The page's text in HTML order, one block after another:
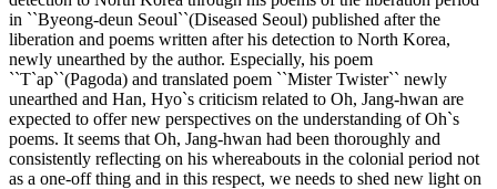
in ``Byeong-deun Seoul``(Diseased Seoul) published after the
liberation and poems written after his detection to North Korea,
newly unearthed by the author. Especially, his poem
``T`ap``(Pagoda) and translated poem ``Mister Twister`` newly
unearthed and Han, Hyo`s criticism related to Oh, Jang-hwan are
expected to offer new perspectives on the understanding of Oh`s
poems. It seems that Oh, Jang-hwan had been thoroughly and
consistently reflecting on his whereabouts in the colonial period not
as a one-off thing and in this respect, we needs to shed new light on